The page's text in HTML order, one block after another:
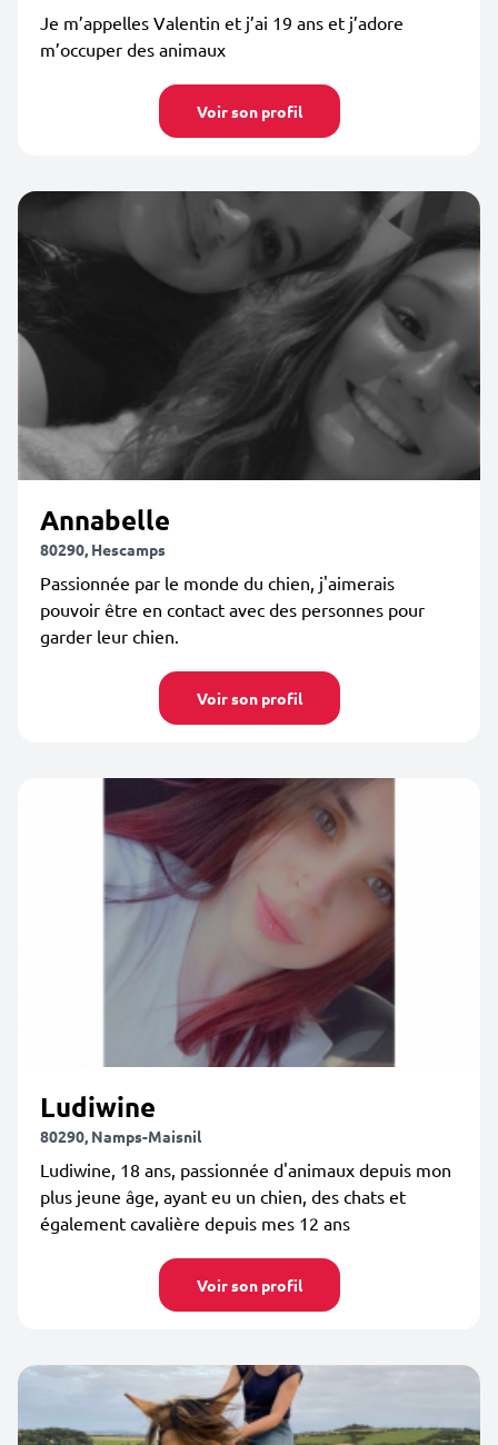
Je m’appelles Valentin et j’ai 19 ans et j’adore
m’occuper des animaux
Voir son profil
Annabelle
80290, Hescamps
Passionnée par le monde du chien, j'aimerais
pouvoir être en contact avec des personnes pour
garder leur chien.
Voir son profil
Ludiwine
80290, Namps-Maisnil
Ludiwine, 18 ans, passionnée d'animaux depuis mon
plus jeune âge, ayant eu un chien, des chats et
également cavalière depuis mes 12 ans
Voir son profil